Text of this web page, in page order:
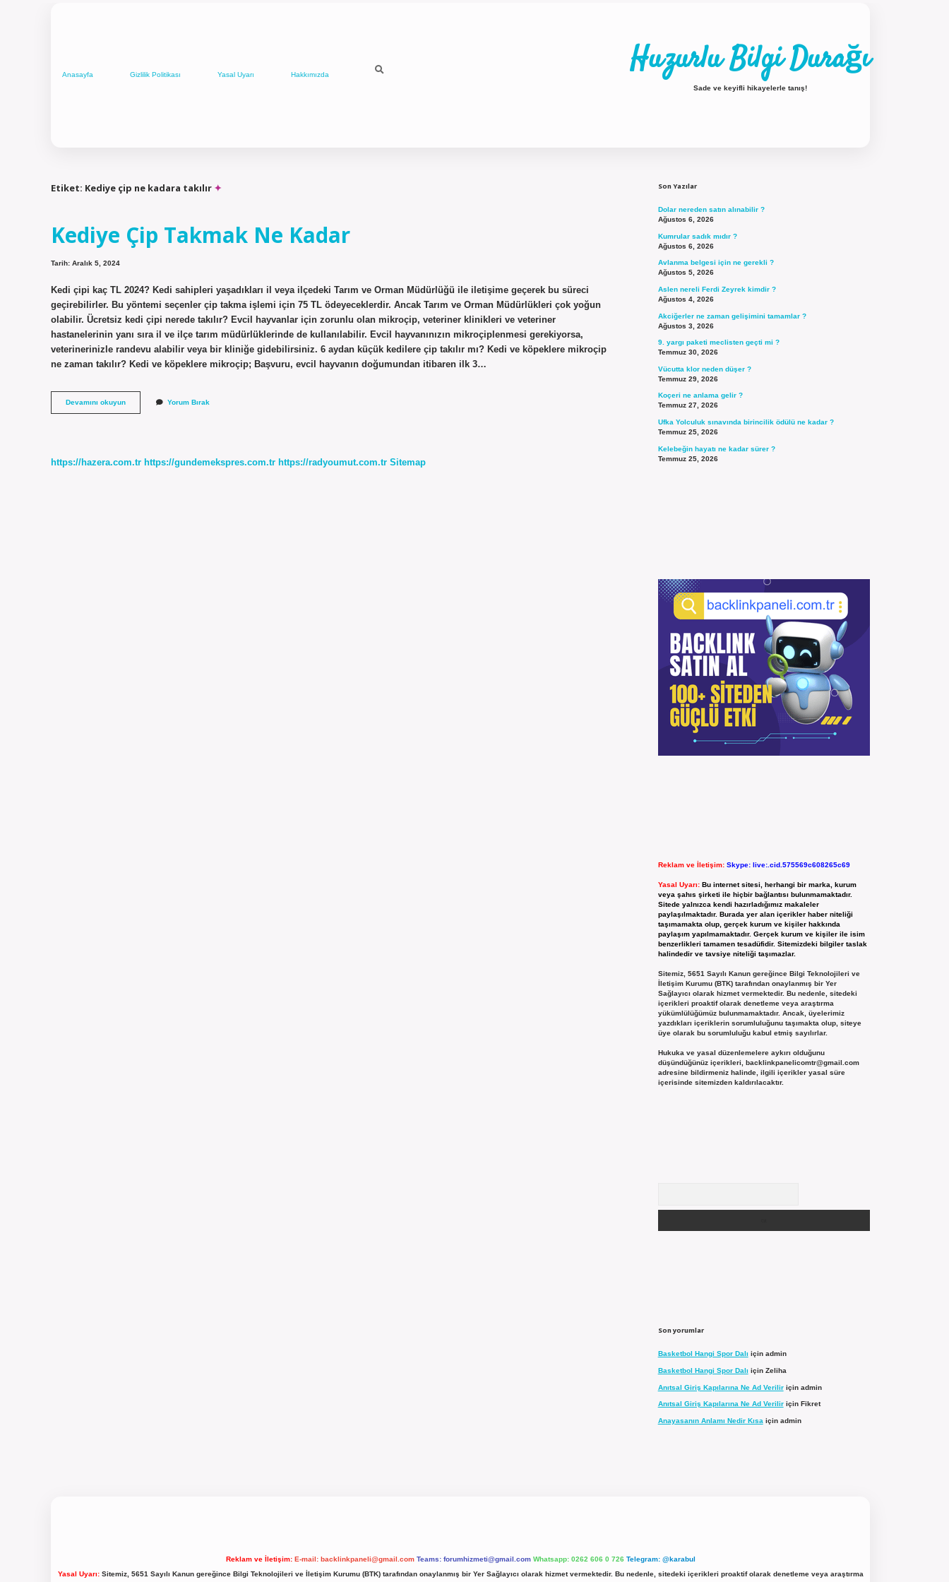
Anasayfa Gizlilik Politikası Yasal Uyarı Hakkımızda Huzurlu Bilgi Durağı
Sade ve keyifli hikayelerle tanış!
Etiket: Kediye çip ne kadara takılır
Kediye Çip Takmak Ne Kadar
Tarih: Aralık 5, 2024
Kedi çipi kaç TL 2024? Kedi sahipleri yaşadıkları il veya ilçedeki Tarım ve Orman Müdürlüğü ile iletişime geçerek bu süreci
geçirebilirler. Bu yöntemi seçenler çip takma işlemi için 75 TL ödeyeceklerdir. Ancak Tarım ve Orman Müdürlükleri çok yoğun
olabilir. Ücretsiz kedi çipi nerede takılır? Evcil hayvanlar için zorunlu olan mikroçip, veteriner klinikleri ve veteriner
hastanelerinin yanı sıra il ve ilçe tarım müdürlüklerinde de kullanılabilir. Evcil hayvanınızın mikroçiplenmesi gerekiyorsa,
veterinerinizle randevu alabilir veya bir kliniğe gidebilirsiniz. 6 aydan küçük kedilere çip takılır mı? Kedi ve köpeklere mikroçip
ne zaman takılır? Kedi ve köpeklere mikroçip; Başvuru, evcil hayvanın doğumundan itibaren ilk 3…
Devamını okuyunKediye
Çip
Yorum Bırak
https://hazera.com.tr https://gundemekspres.com.tr https://radyoumut.com.tr Sitemap
Son Yazılar
Dolar nereden satın alınabilir ?
Ağustos 6, 2026
Kumrular sadık mıdır ?
Ağustos 6, 2026
Avlanma belgesi için ne gerekli ?
Ağustos 5, 2026
Aslen nereli Ferdi Zeyrek kimdir ?
Ağustos 4, 2026
Akciğerler ne zaman gelişimini tamamlar ?
Ağustos 3, 2026
9. yargı paketi meclisten geçti mi ?
Temmuz 30, 2026
Vücutta klor neden düşer ?
Temmuz 29, 2026
Koçeri ne anlama gelir ?
Temmuz 27, 2026
Ufka Yolculuk sınavında birincilik ödülü ne kadar ?
Temmuz 25, 2026
Kelebeğin hayatı ne kadar sürer ?
Temmuz 25, 2026
Reklam ve İletişim: Skype: live:.cid.575569c608265c69
Yasal Uyarı: Bu internet sitesi, herhangi bir marka, kurum
veya şahıs şirketi ile hiçbir bağlantısı bulunmamaktadır.
Sitede yalnızca kendi hazırladığımız makaleler
paylaşılmaktadır. Burada yer alan içerikler haber niteliği
taşımamakta olup, gerçek kurum ve kişiler hakkında
paylaşım yapılmamaktadır. Gerçek kurum ve kişiler ile isim
benzerlikleri tamamen tesadüfidir. Sitemizdeki bilgiler taslak
halindedir ve tavsiye niteliği taşımazlar.
Sitemiz, 5651 Sayılı Kanun gereğince Bilgi Teknolojileri ve
İletişim Kurumu (BTK) tarafından onaylanmış bir Yer
Sağlayıcı olarak hizmet vermektedir. Bu nedenle, sitedeki
içerikleri proaktif olarak denetleme veya araştırma
yükümlülüğümüz bulunmamaktadır. Ancak, üyelerimiz
yazdıkları içeriklerin sorumluluğunu taşımakta olup, siteye
üye olarak bu sorumluluğu kabul etmiş sayılırlar.
Hukuka ve yasal düzenlemelere aykırı olduğunu
düşündüğünüz içerikleri, backlinkpanelicomtr@gmail.com
adresine bildirmeniz halinde, ilgili içerikler yasal süre
içerisinde sitemizden kaldırılacaktır.
Son yorumlar
Basketbol Hangi Spor Dalı için admin
Basketbol Hangi Spor Dalı için Zeliha
Anıtsal Giriş Kapılarına Ne Ad Veriliriçin admin
Anıtsal Giriş Kapılarına Ne Ad Veriliriçin Fikret
Anayasanın Anlamı Nedir Kısa için admin
Reklam ve İletişim: E-mail: backlinkpaneli@gmail.com Teams: forumhizmeti@gmail.com Whatsapp: 0262 606 0 726 Telegram: @karabul
Yasal Uyarı:Sitemiz, 5651 Sayılı Kanun gereğince Bilgi Teknolojileri ve İletişim Kurumu (BTK) tarafından onaylanmış bir Yer Sağlayıcı olarak hizmet vermektedir. Bu nedenle, sitedeki içerikleri proaktif olarak denetleme veya araştırma